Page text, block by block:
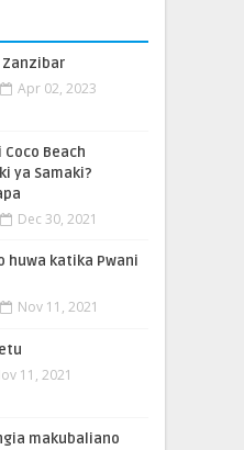
Zanzibar
Apr 02, 2023
Beach
ya Samaki?
Dec 30, 2021
huwa katika Pwani
Nov 11, 2021
11, 2021
makubaliano